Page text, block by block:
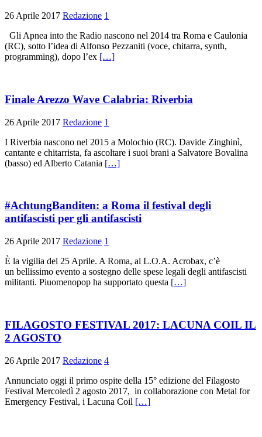
26 Aprile 2017 Redazione 1
Gli Apnea into the Radio nascono nel 2014 tra Roma e Caulonia
(RC), sotto l’idea di Alfonso Pezzaniti (voce, chitarra, synth,
programming), dopo l’ex […]
Finale Arezzo Wave Calabria: Riverbia
26 Aprile 2017 Redazione 1
I Riverbia nascono nel 2015 a Molochio (RC). Davide Zinghinì,
cantante e chitarrista, fa ascoltare i suoi brani a Salvatore Bovalina
(basso) ed Alberto Catania […]
#AchtungBanditen: a Roma il festival degli
antifascisti per gli antifascisti
26 Aprile 2017 Redazione 1
È la vigilia del 25 Aprile. A Roma, al L.O.A. Acrobax, c’è
un bellissimo evento a sostegno delle spese legali degli antifascisti
militanti. Piuomenopop ha supportato questa […]
FILAGOSTO FESTIVAL 2017: LACUNA COIL IL
2 AGOSTO
26 Aprile 2017 Redazione 4
Annunciato oggi il primo ospite della 15° edizione del Filagosto
Festival Mercoledì 2 agosto 2017, in collaborazione con Metal for
Emergency Festival, i Lacuna Coil […]